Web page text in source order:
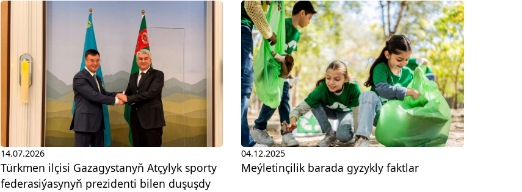
14.07.2026
Türkmen ilçisi Gazagystanyň Atçylyk sporty
federasiýasynyň prezidenti bilen duşuşdy
04.12.2025
Meýletinçilik barada gyzykly faktlar